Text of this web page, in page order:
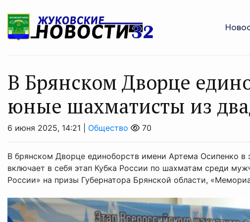
В Брянском Дворце
юные шахматисты из
6 июня 2025, 14:21 | Общество 70
В брянском Дворце единоборств имени Артема Осипенко
включает в себя этап Кубка России по шахматам среди
России» на призы Губернатора Брянской области,